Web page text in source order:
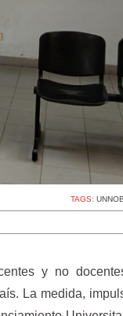
TAGS:
y no
La medida,